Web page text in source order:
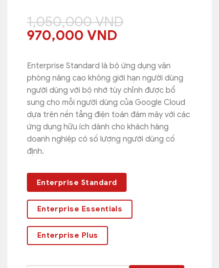
1,050,000VND
Giá
là:
1,050,000 VND.
970,000 VND
tại
là:
970,000 VND.
Enterprise Standard là bộ ứng dụng văn
phòng nâng cao không giới hạn người dùng
người dùng với bộ nhớ tùy chỉnh được bổ
sung cho mỗi người dùng của Google Cloud
dựa trên nền tảng điện toán đám mây với các
ứng dụng hữu ích dành cho khách hàng
doanh nghiệp có số lượng người dùng cố
định.
Enterprise Standard
Enterprise Essentials
Enterprise Plus